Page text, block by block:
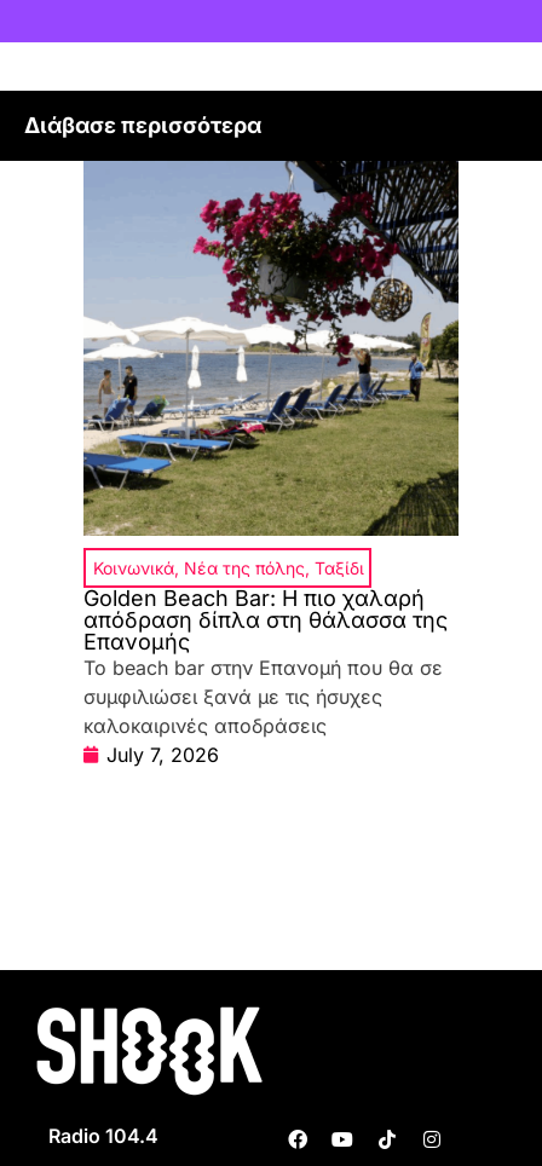
Διάβασε περισσότερα
Κοινωνικά, Νέα της πόλης, Ταξίδι
Golden Beach Bar: Η πιο χαλαρή
απόδραση δίπλα στη θάλασσα της
Επανομής
Το beach bar στην Επανομή που θα σε
συμφιλιώσει ξανά με τις ήσυχες
καλοκαιρινές αποδράσεις
July 7, 2026
Radio 104.4